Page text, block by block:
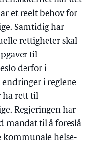
et reelt behov for
Samtidig har
rettigheter skal
til
derfor i
i reglene
ha rett til
Regjeringen har
mandat til å foreslå
helse-